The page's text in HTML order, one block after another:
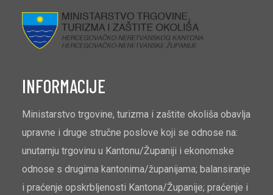
INFORMACIJE
Ministarstvo trgovine, turizma i zaštite okoliša obavlja
upravne i druge stručne poslove koji se odnose na:
unutarnju trgovinu u Kantonu/Županiji i ekonomske
odnose s drugima kantonima/županijama; balansiranje
i praćenje opskrbljenosti Kantona/Županije; praćenje i